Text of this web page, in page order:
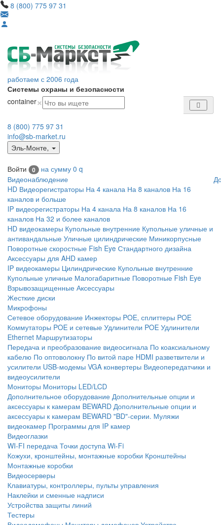
8 (800) 775 97 31
работаем с 2006 года
Системы охраны и безопасности
container×
8 (800) 775 97 31
info@sb-market.ru
Эль-Монте,
Войти 0 на сумму 0 q
Видеонаблюдение
HD Видеорегистраторы На 4 канала На 8 каналов На 16
каналов и больше
IP видеорегистраторы На 4 канала На 8 каналов На 16
каналов На 32 и более каналов
HD видеокамеры Купольные внутренние Купольные уличные и
антивандальные Уличные цилиндрические Миникорпусные
Поворотные скоростные Fish Eye Стандартного дизайна
Аксессуары для AHD камер
IP видеокамеры Цилиндрические Купольные внутренние
Купольные уличные Малогабаритные Поворотные Fish Eye
Взрывозащищенные Аксессуары
Жесткие диски
Микрофоны
Сетевое оборудование Инжекторы POE, сплиттеры POE
Коммутаторы POE и сетевые Удлинители POE Удлинители
Ethernet Маршрутизаторы
Передача и преобразование видеосигнала По коаксиальному
кабелю По оптоволокну По витой паре HDMI разветвители и
усилители USB-модемы VGA конвертеры Видеопередатчики и
видеоусилители
Мониторы Мониторы LED/LCD
Дополнительное оборудование Дополнительные опции и
аксессуары к камерам BEWARD Дополнительные опции и
аксессуары к камерам BEWARD "BD"-серии. Муляжи
видеокамер Программы для IP камер
Видеоглазки
WI-FI передача Точки доступа Wi-Fi
Кожухи, кронштейны, монтажные коробки Кронштейны
Монтажные коробки
Видеосерверы
Клавиатуры, контроллеры, пульты управления
Наклейки и сменные надписи
Устройства защиты линий
Тестеры